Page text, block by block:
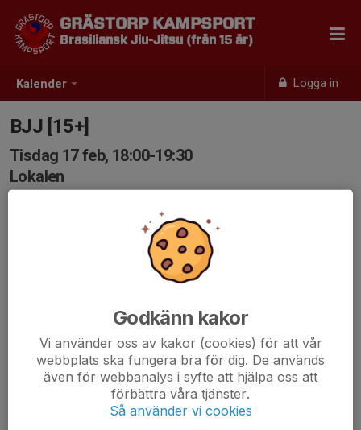
Kalender Logga in
GRÄSTORP KAMPSPORT
Brasiliansk Jiu-Jitsu (från 15 år)
BJJ [15+]
Tisdag 17 feb, 18:00-19:30
Lokalen
Godkänn kakor
Vi använder oss av kakor (cookies) för att vår
webbplats ska fungera bra för dig. De används
även för webbanalys i syfte att hjälpa oss att
förbättra våra tjänster.
Så använder vi cookies